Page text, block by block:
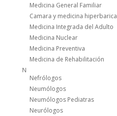
Medicina General Familiar
Camara y medicina hiperbarica
Medicina Integrada del Adulto
Medicina Nuclear
Medicina Preventiva
Medicina de Rehabilitación
N
Nefrólogos
Neumólogos
Neumólogos Pediatras
Neurólogos